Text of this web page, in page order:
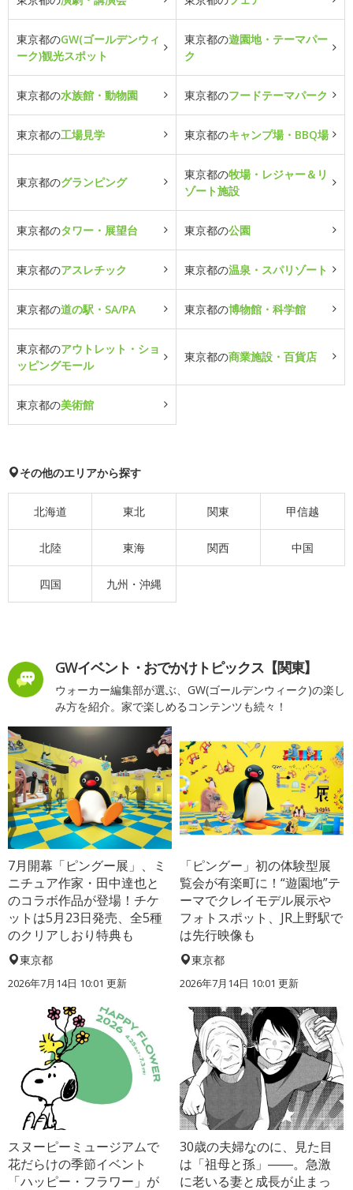
東京都のGW(ゴールデンウィ
ーク)観光スポット
東京都の遊園地・テーマパー
ク
東京都の水族館・動物園 東京都のフードテーマパーク
東京都の工場見学 東京都のキャンプ場・BBQ場
東京都のグランピング
東京都の牧場・レジャー＆リ
ゾート施設
東京都のタワー・展望台 東京都の公園
東京都のアスレチック 東京都の温泉・スパリゾート
東京都の道の駅・SA/PA 東京都の博物館・科学館
東京都のアウトレット・ショ
ッピングモール
東京都の商業施設・百貨店
東京都の美術館
その他のエリアから探す
北海道 東北 関東 甲信越
北陸 東海 関西 中国
四国 九州・沖縄
GWイベント・おでかけトピックス【関東】
ウォーカー編集部が選ぶ、GW(ゴールデンウィーク)の楽し
み方を紹介。家で楽しめるコンテンツも続々！
7月開幕「ピングー展」、ミ
ニチュア作家・田中達也と
のコラボ作品が登場！チケ
ットは5月23日発売、全5種
のクリアしおり特典も
東京都
2026年7月14日 10:01 更新
「ピングー」初の体験型展
覧会が有楽町に！“遊園地”テ
ーマでクレイモデル展示や
フォトスポット、JR上野駅で
は先行映像も
東京都
2026年7月14日 10:01 更新
スヌーピーミュージアムで
花だらけの季節イベント
「ハッピー・フラワー」が
30歳の夫婦なのに、見た目
は「祖母と孫」――。急激
に老いる妻と成長が止まっ